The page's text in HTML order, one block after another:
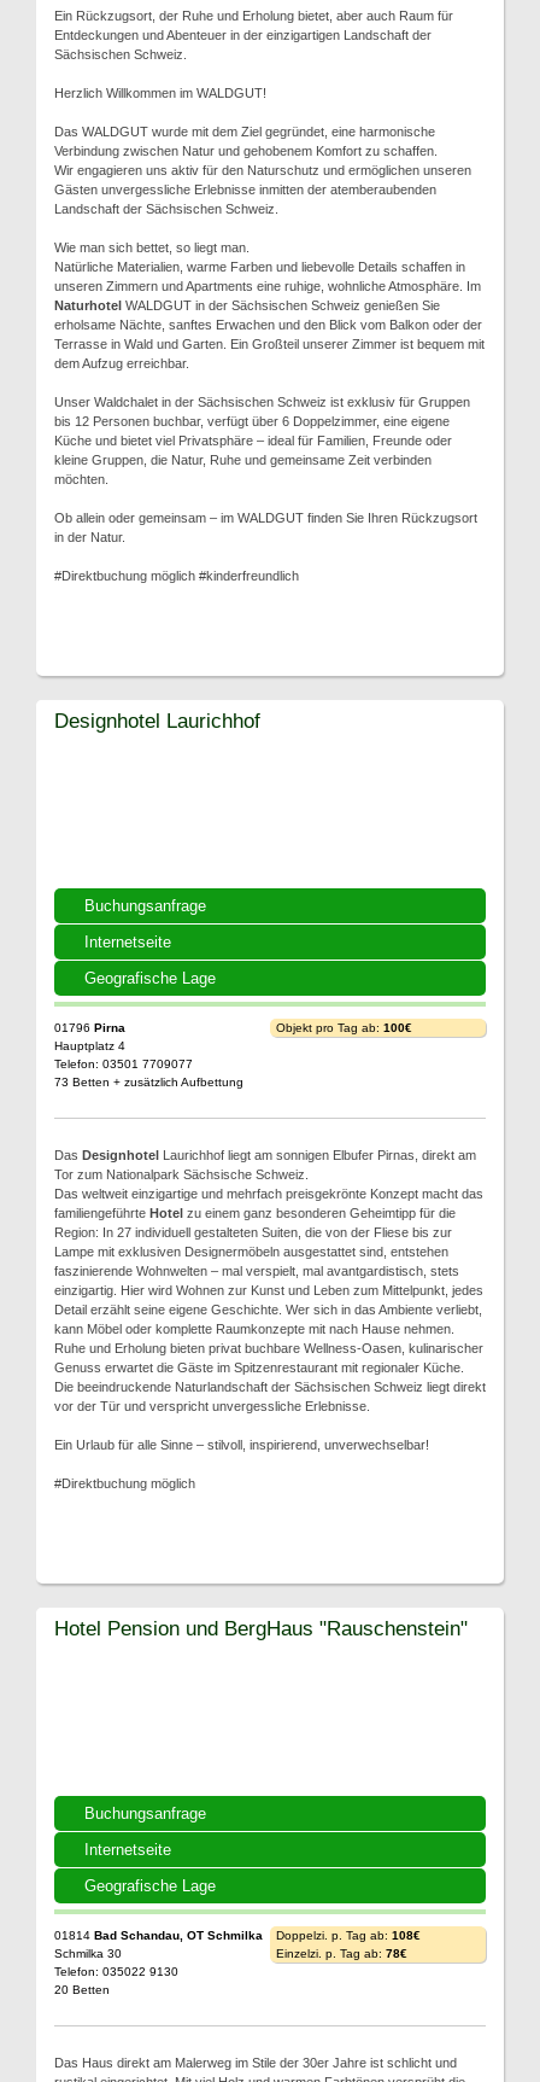
Ein Rückzugsort, der Ruhe und Erholung bietet, aber auch Raum für
Entdeckungen und Abenteuer in der einzigartigen Landschaft der
Sächsischen Schweiz.
Herzlich Willkommen im WALDGUT!
Das WALDGUT wurde mit dem Ziel gegründet, eine harmonische
Verbindung zwischen Natur und gehobenem Komfort zu schaffen.
Wir engagieren uns aktiv für den Naturschutz und ermöglichen unseren
Gästen unvergessliche Erlebnisse inmitten der atemberaubenden
Landschaft der Sächsischen Schweiz.
Wie man sich bettet, so liegt man.
Natürliche Materialien, warme Farben und liebevolle Details schaffen in
unseren Zimmern und Apartments eine ruhige, wohnliche Atmosphäre. Im
Naturhotel WALDGUT in der Sächsischen Schweiz genießen Sie
erholsame Nächte, sanftes Erwachen und den Blick vom Balkon oder der
Terrasse in Wald und Garten. Ein Großteil unserer Zimmer ist bequem mit
dem Aufzug erreichbar.
Unser Waldchalet in der Sächsischen Schweiz ist exklusiv für Gruppen
bis 12 Personen buchbar, verfügt über 6 Doppelzimmer, eine eigene
Küche und bietet viel Privatsphäre – ideal für Familien, Freunde oder
kleine Gruppen, die Natur, Ruhe und gemeinsame Zeit verbinden
möchten.
Ob allein oder gemeinsam – im WALDGUT finden Sie Ihren Rückzugsort
in der Natur.
#Direktbuchung möglich #kinderfreundlich
Buchungsanfrage
Internetseite
Geografische Lage
Designhotel Laurichhof
01796 Pirna
Hauptplatz 4
Telefon: 03501 7709077
73 Betten + zusätzlich Aufbettung
Objekt pro Tag ab: 100€
Das Designhotel Laurichhof liegt am sonnigen Elbufer Pirnas, direkt am
Tor zum Nationalpark Sächsische Schweiz.
Das weltweit einzigartige und mehrfach preisgekrönte Konzept macht das
familiengeführte Hotel zu einem ganz besonderen Geheimtipp für die
Region: In 27 individuell gestalteten Suiten, die von der Fliese bis zur
Lampe mit exklusiven Designermöbeln ausgestattet sind, entstehen
faszinierende Wohnwelten – mal verspielt, mal avantgardistisch, stets
einzigartig. Hier wird Wohnen zur Kunst und Leben zum Mittelpunkt, jedes
Detail erzählt seine eigene Geschichte. Wer sich in das Ambiente verliebt,
kann Möbel oder komplette Raumkonzepte mit nach Hause nehmen.
Ruhe und Erholung bieten privat buchbare Wellness-Oasen, kulinarischer
Genuss erwartet die Gäste im Spitzenrestaurant mit regionaler Küche.
Die beeindruckende Naturlandschaft der Sächsischen Schweiz liegt direkt
vor der Tür und verspricht unvergessliche Erlebnisse.
Ein Urlaub für alle Sinne – stilvoll, inspirierend, unverwechselbar!
#Direktbuchung möglich
Buchungsanfrage
Internetseite
Geografische Lage
Hotel Pension und BergHaus "Rauschenstein"
01814 Bad Schandau, OT Schmilka
Schmilka 30
Telefon: 035022 9130
20 Betten
Doppelzi. p. Tag ab: 108€
Einzelzi. p. Tag ab: 78€
Das Haus direkt am Malerweg im Stile der 30er Jahre ist schlicht und